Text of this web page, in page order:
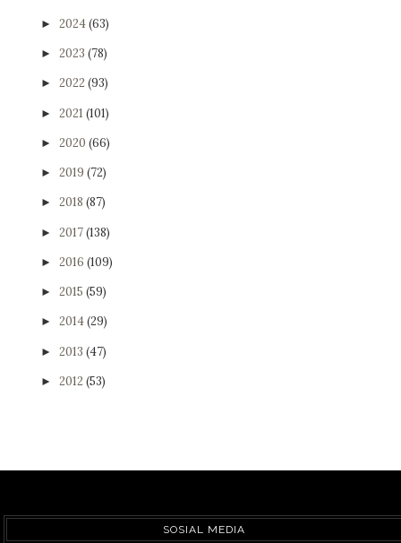
► 2024(63)
► 2023 (78)
► 2022 (93)
► 2021 (101)
► 2020 (66)
► 2019 (72)
► 2018 (87)
► 2017(138)
► 2016 (109)
► 2015 (59)
► 2014(29)
► 2013 (47)
► 2012 (53)
SOSIAL MEDIA